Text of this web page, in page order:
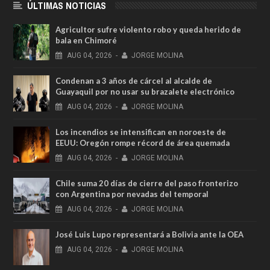
ÚLTIMAS NOTICIAS
Agricultor sufre violento robo y queda herido de
bala en Chimoré
AUG 04, 2026 - JORGE MOLINA
Condenan a 3 años de cárcel al alcalde de
Guayaquil por no usar su brazalete electrónico
AUG 04, 2026 - JORGE MOLINA
Los incendios se intensifican en noroeste de
EEUU: Oregón rompe récord de área quemada
AUG 04, 2026 - JORGE MOLINA
Chile suma 20 días de cierre del paso fronterizo
con Argentina por nevadas del temporal
AUG 04, 2026 - JORGE MOLINA
José Luis Lupo representará a Bolivia ante la OEA
AUG 04, 2026 - JORGE MOLINA